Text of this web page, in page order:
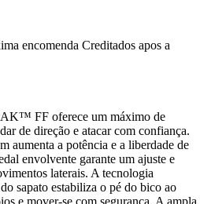
encomenda Creditados apos a
FF oferece um máximo de
de direção e atacar com confiança.
aumenta a potência e a liberdade de
envolvente garante um ajuste e
laterais. A tecnologia
sapato estabiliza o pé do bico ao